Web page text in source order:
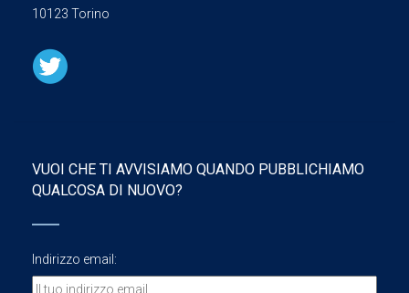
10123 Torino
VUOI CHE TI AVVISIAMO QUANDO PUBBLICHIAMO
QUALCOSA DI NUOVO?
Indirizzo email: